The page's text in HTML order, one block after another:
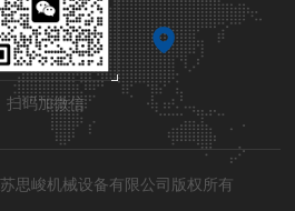
扫码加微信
思峻机械设备有限公司版权所有